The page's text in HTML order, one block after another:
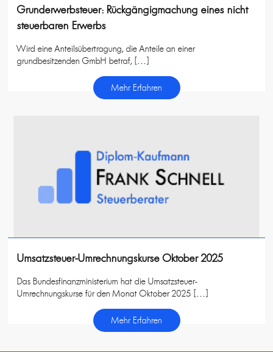
Grunderwerbsteuer: Rückgängigmachung eines nicht
steuerbaren Erwerbs
Wird eine Anteilsübertragung, die Anteile an einer
grundbesitzenden GmbH betraf, […]
Mehr Erfahren
Umsatzsteuer-Umrechnungskurse Oktober 2025
Das Bundesfinanzministerium hat die Umsatzsteuer-
Umrechnungskurse für den Monat Oktober 2025 […]
Mehr Erfahren